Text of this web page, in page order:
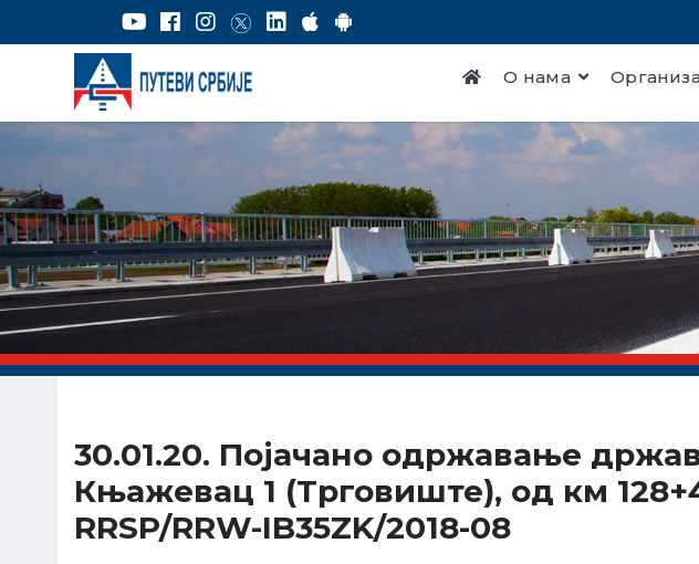
О нама
30.01.20. Појачано одржавање
Књажевац 1 (Трговиште), од км
RRSP/RRW-IB35ZK/2018-08